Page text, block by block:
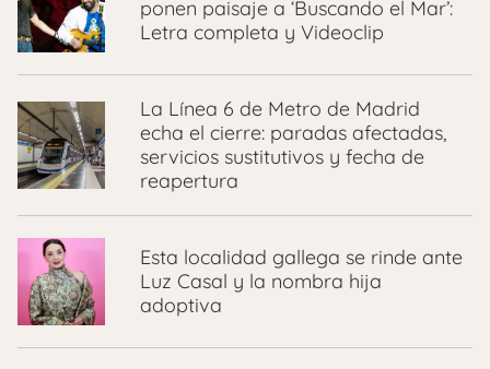
ponen paisaje a ‘Buscando el Mar’:
Letra completa y Videoclip
La Línea 6 de Metro de Madrid
echa el cierre: paradas afectadas,
servicios sustitutivos y fecha de
reapertura
Esta localidad gallega se rinde ante
Luz Casal y la nombra hija
adoptiva